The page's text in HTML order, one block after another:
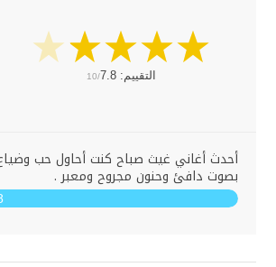
التقييم: 10/7.8
أحدث أغاني غيث صباح كنت أحاول حب
بصوت دافئ وحنون مجروح ومعبر .